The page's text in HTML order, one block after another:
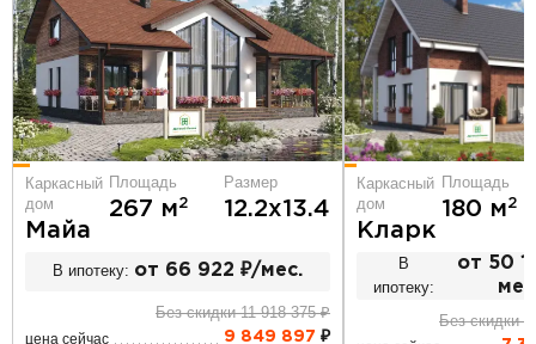
Каркасный
дом
Майа
Площадь
267 м2
Размер
12.2х13.4
В ипотеку: от 66 922 ₽/мес.
Без скидки 11 918 375 ₽
цена сейчас 9 849 897 ₽
Каркасный
дом
Кларк
Площадь
180 м2
В
ипотеку:
от 50
Без скидки